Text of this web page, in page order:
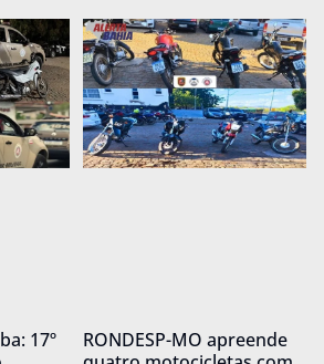
17º
RONDESP-MO apreende